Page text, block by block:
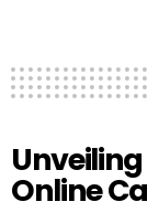
Online